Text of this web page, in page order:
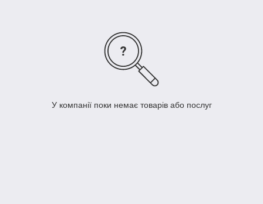
У компанії поки немає товарів або послуг